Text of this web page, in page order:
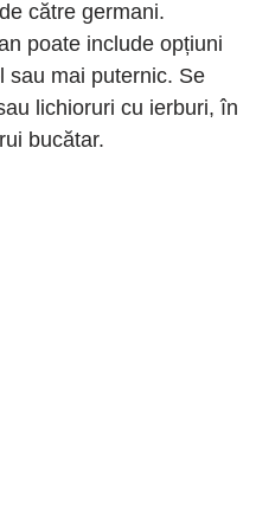
către germani.
poate include opțiuni
sau mai puternic. Se
lichioruri cu ierburi, în
bucătar.